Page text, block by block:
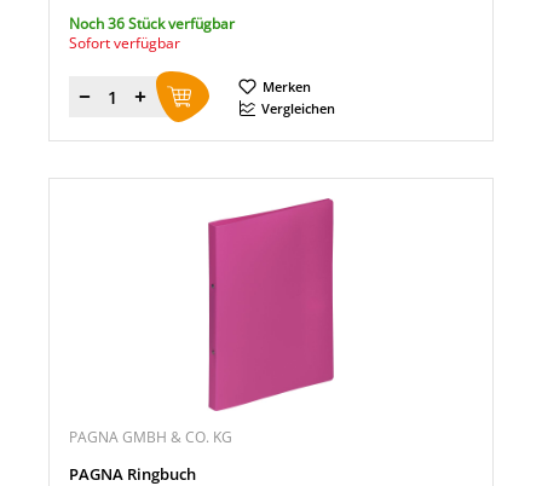
Noch 36 Stück verfügbar
Sofort verfügbar
Menge
Merken
Vergleichen
PAGNA GMBH & CO. KG
PAGNA Ringbuch